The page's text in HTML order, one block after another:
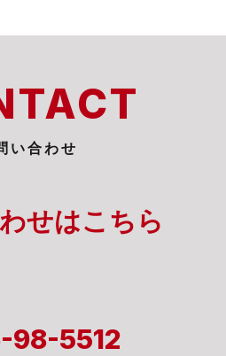
い合わせ
せはこちら
98-5512